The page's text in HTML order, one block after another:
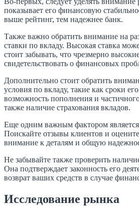
показывает его финансовую
выше рейтинг, тем надежнее банк.
Также важно обратить внимание на
ставки по вкладу. Высокая ставка
стоит забывать, что чрезмерно
свидетельствовать о финансовых
Дополнительно стоит обратить
условия по вкладу, такие как сроки
возможность пополнения и
также наличие страхования вкладов.
Еще одним важным фактором является
Поискайте отзывы клиентов и
внимание к деталям и общую
Не забывайте также проверить
Она подтверждает законность его
возврат ваших средств в случае
Исследование рынка